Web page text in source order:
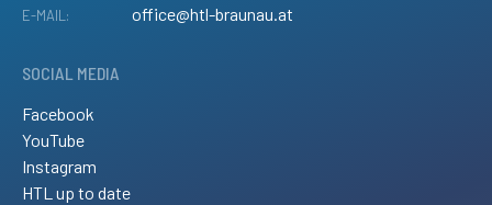
E-MAIL: office@htl-braunau.at
SOCIAL MEDIA
Facebook
YouTube
Instagram
HTL up to date